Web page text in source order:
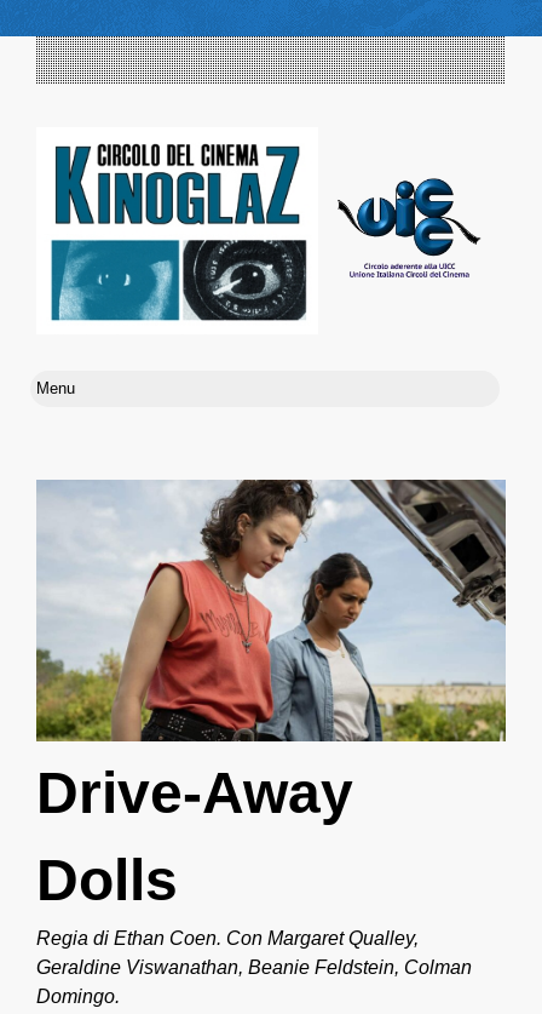
Drive-Away
Dolls
Regia di Ethan Coen. Con Margaret Qualley,
Geraldine Viswanathan, Beanie Feldstein, Colman
Domingo.